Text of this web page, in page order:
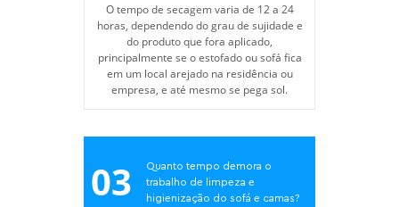
O tempo de secagem varia de 12 a 24
horas, dependendo do grau de sujidade e
do produto que fora aplicado,
principalmente se o estofado ou sofá fica
em um local arejado na residência ou
empresa, e até mesmo se pega sol.
03
Quanto tempo demora o
trabalho de limpeza e
higienização do sofá e camas?